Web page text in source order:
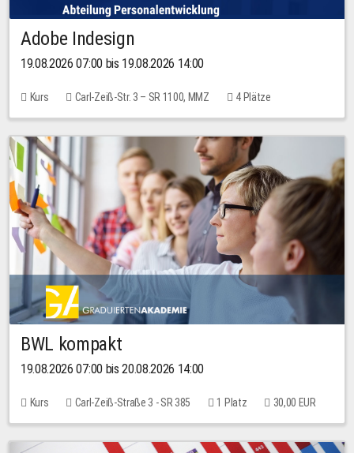
Adobe Indesign
19.08.2026 07:00 bis 19.08.2026 14:00
Kurs Carl-Zeiß-Str. 3 – SR 1100, MMZ 4 Plätze
BWL kompakt
19.08.2026 07:00 bis 20.08.2026 14:00
Kurs Carl-Zeiß-Straße 3 - SR 385 1 Platz 30,00 EUR